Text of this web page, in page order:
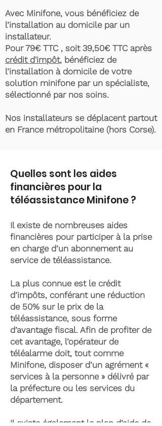
Avec Minifone, vous bénéficiez de
l’installation au domicile par un
installateur.
Pour 79€ TTC , soit 39,50€ TTC après
crédit d'impôt, bénéficiez de
l’installation à domicile de votre
solution minifone par un spécialiste,
sélectionné par nos soins.
Nos installateurs se déplacent partout
en France métropolitaine (hors Corse).
Quelles sont les aides
financières pour la
téléassistance Minifone ?
Il existe de nombreuses aides
financières pour participer à la prise
en charge d’un abonnement au
service de téléassistance.
La plus connue est le crédit
d’impôts, conférant une réduction
de 50% sur le prix de la
téléassistance, sous forme
d’avantage fiscal. Afin de profiter de
cet avantage, l’opérateur de
téléalarme doit, tout comme
Minifone, disposer d’un agrément «
services à la personne » délivré par
la préfecture ou les services du
département.
Il existe également le plan d’aide de